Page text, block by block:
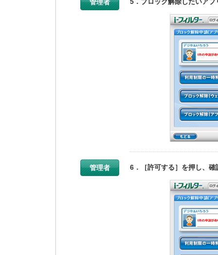
管理者
管理者 6．［許可する］を押し、